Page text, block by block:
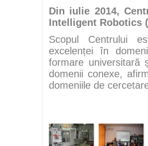
Din iulie 2014,
Intelligent Robotics
Scopul Centrului
excelenței în
formare universitară
domenii conexe,
domeniile de